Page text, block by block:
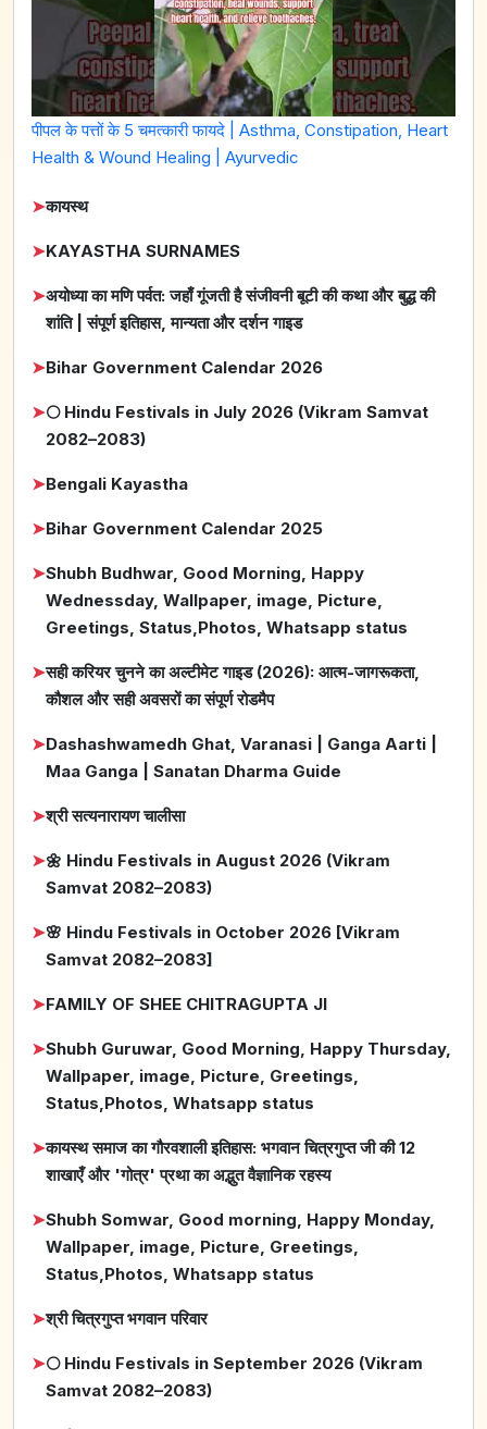
पीपल के पत्तों के 5 चमत्कारी फायदे | Asthma, Constipation, Heart
Health & Wound Healing | Ayurvedic
➤कायस्थ
➤KAYASTHA SURNAMES
➤अयोध्या का मणि पर्वत: जहाँ गूंजती है संजीवनी बूटी की कथा और बुद्ध की
शांति | संपूर्ण इतिहास, मान्यता और दर्शन गाइड
➤Bihar Government Calendar 2026
➤🌕 Hindu Festivals in July 2026 (Vikram Samvat
2082–2083)
➤Bengali Kayastha
➤Bihar Government Calendar 2025
➤Shubh Budhwar, Good Morning, Happy
Wednessday, Wallpaper, image, Picture,
Greetings, Status,Photos, Whatsapp status
➤सही करियर चुनने का अल्टीमेट गाइड (2026): आत्म-जागरूकता,
कौशल और सही अवसरों का संपूर्ण रोडमैप
➤Dashashwamedh Ghat, Varanasi | Ganga Aarti |
Maa Ganga | Sanatan Dharma Guide
➤श्री सत्यनारायण चालीसा
➤🌼 Hindu Festivals in August 2026 (Vikram
Samvat 2082–2083)
➤🌸 Hindu Festivals in October 2026 [Vikram
Samvat 2082–2083]
➤FAMILY OF SHEE CHITRAGUPTA JI
➤Shubh Guruwar, Good Morning, Happy Thursday,
Wallpaper, image, Picture, Greetings,
Status,Photos, Whatsapp status
➤कायस्थ समाज का गौरवशाली इतिहास: भगवान चित्रगुप्त जी की 12
शाखाएँ और 'गोत्र' प्रथा का अद्भुत वैज्ञानिक रहस्य
➤Shubh Somwar, Good morning, Happy Monday,
Wallpaper, image, Picture, Greetings,
Status,Photos, Whatsapp status
➤श्री चित्रगुप्त भगवान परिवार
➤🌕 Hindu Festivals in September 2026 (Vikram
Samvat 2082–2083)